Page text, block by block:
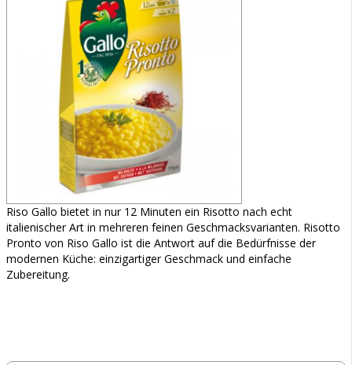
Riso Gallo bietet in nur 12 Minuten ein Risotto nach echt
italienischer Art in mehreren feinen Geschmacksvarianten. Risotto
Pronto von Riso Gallo ist die Antwort auf die Bedürfnisse der
modernen Küche: einzigartiger Geschmack und einfache
Zubereitung.